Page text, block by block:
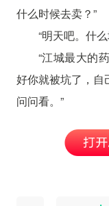
什么时候去卖？”
“明天吧。什
“江城最大的
好你就被坑了，自
问问看。”